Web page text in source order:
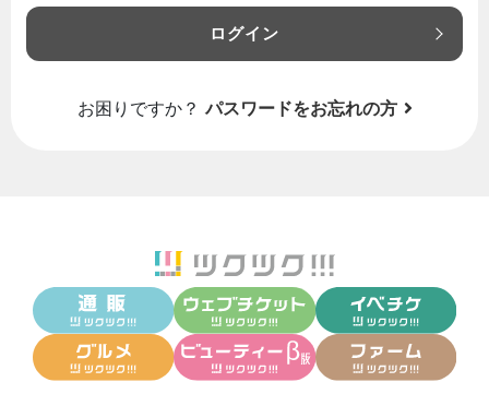
ログイン
お困りですか？ パスワードをお忘れの方